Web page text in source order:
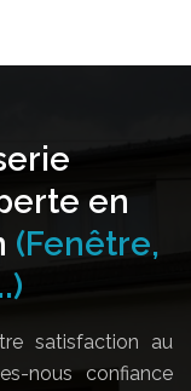
en
(Fenêtre,
satisfaction au
nous confiance